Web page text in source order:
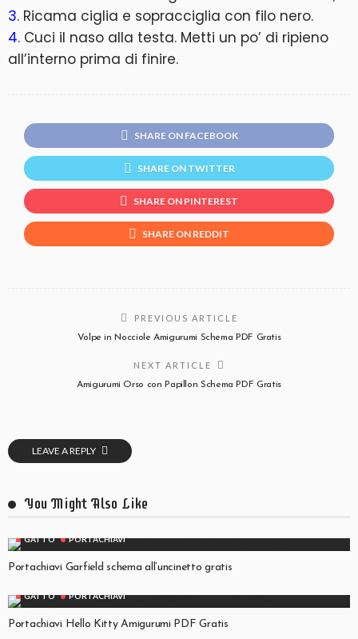
3. Ricama ciglia e sopracciglia con filo nero.
4. Cuci il naso alla testa. Metti un po’ di ripieno
all’interno prima di finire.
SHARE ON FACEBOOK
SHARE ON TWITTER
SHARE ON PINTEREST
SHARE ON REDDIT
PREVIOUS ARTICLE
Volpe in Nocciole Amigurumi Schema PDF Gratis
NEXT ARTICLE
Amigurumi Orso con Papillon Schema PDF Gratis
LEAVE A REPLY
You Might Also Like
GATTO PORTACHIAVI
Portachiavi Garfield schema all’uncinetto gratis
GATTO PORTACHIAVI
Portachiavi Hello Kitty Amigurumi PDF Gratis